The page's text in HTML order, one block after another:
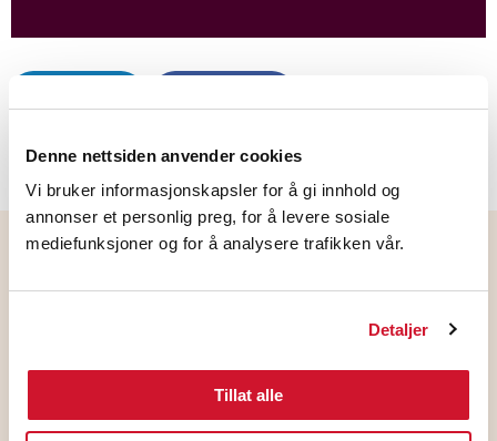
Denne nettsiden anvender cookies
Vi bruker informasjonskapsler for å gi innhold og
annonser et personlig preg, for å levere sosiale
mediefunksjoner og for å analysere trafikken vår.
Detaljer
Tillat alle